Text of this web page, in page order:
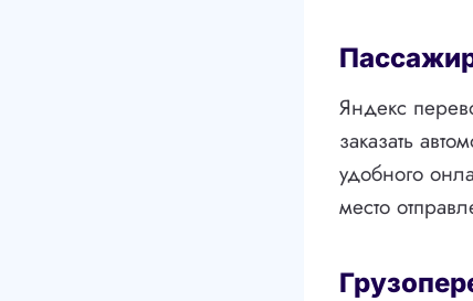
Яндекс
заказать
удобного
место